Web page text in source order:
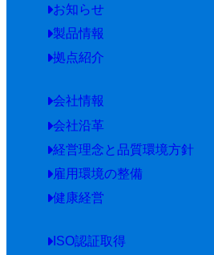
お知らせ
製品情報
拠点紹介
会社情報
会社沿革
経営理念と品質環境方針
雇用環境の整備
健康経営
ISO認証取得